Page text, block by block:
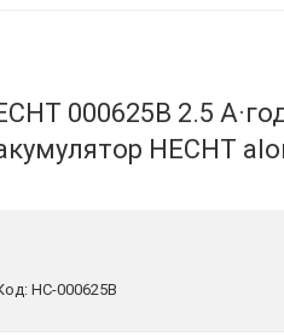
000625B 2.5
HECHT
HC-000625B